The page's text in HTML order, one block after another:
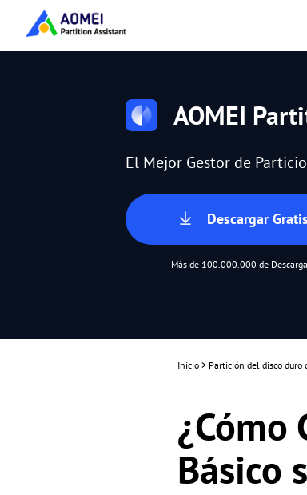
AOMEI
El Mejor Gestor de
Descargar Gratis
Más de 100.000.000 de
Inicio > Partición del disco duro
¿Cómo
Básico